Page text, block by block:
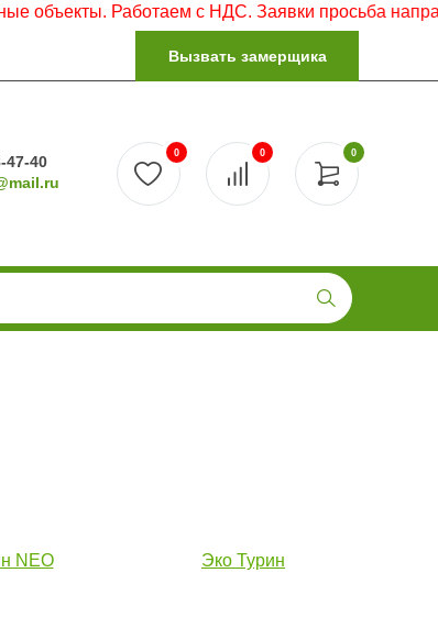
Работаем с НДС. Заявки просьба направлять на
Вызвать замерщика
47-40
0
0 0
NEO Эко Турин